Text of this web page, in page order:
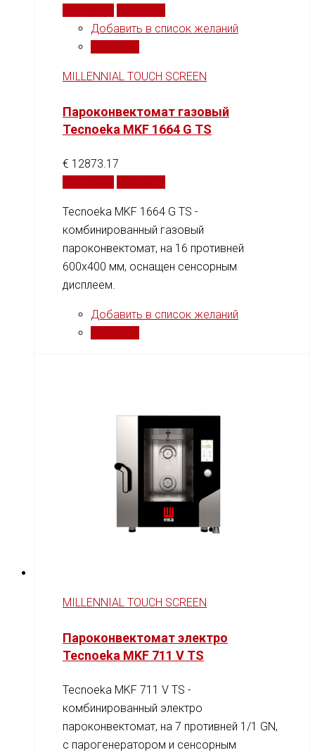
Добавить в список желаний
MILLENNIAL TOUCH SCREEN
Пароконвектомат газовый
Tecnoeka MKF 1664 G TS
€ 12873.17
Tecnoeka MKF 1664 G TS -
комбинированный газовый
пароконвектомат, на 16 противней
600x400 мм, оснащен сенсорным
дисплеем.
Добавить в список желаний
MILLENNIAL TOUCH SCREEN
Пароконвектомат электро
Tecnoeka MKF 711 V TS
Tecnoeka MKF 711 V TS -
комбинированный электро
пароконвектомат, на 7 противней 1/1 GN,
c парогенератором и сенсорным